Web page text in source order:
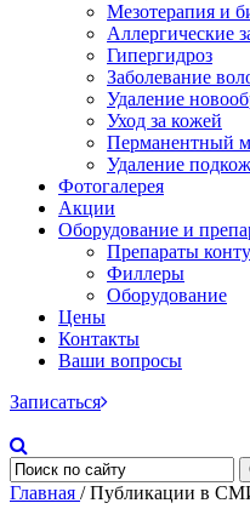
Мезотерапия и
Аллергические
Гипергидроз
Заболевание
Удаление
Уход за кожей
Перманентный
Удаление
Фотогалерея
Акции
Оборудование и
Препараты
Филлеры
Оборудование
Цены
Контакты
Ваши вопросы
Записаться
Главная / Публикации в